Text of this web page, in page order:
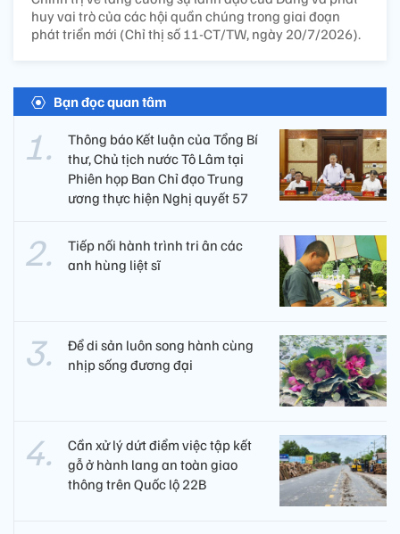
huy vai trò của các hội quần chúng trong giai đoạn
phát triển mới (Chỉ thị số 11-CT/TW, ngày 20/7/2026).
Bạn đọc quan tâm
Thông báo Kết luận của Tổng Bí
thư, Chủ tịch nước Tô Lâm tại
Phiên họp Ban Chỉ đạo Trung
ương thực hiện Nghị quyết 57
Tiếp nối hành trình tri ân các
anh hùng liệt sĩ ​
Để di sản luôn song hành cùng
nhịp sống đương đại
Cần xử lý dứt điểm việc tập kết
gỗ ở hành lang an toàn giao
thông trên Quốc lộ 22B